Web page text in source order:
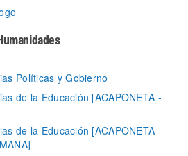
Políticas y Gobierno
de la Educación [ACAPONETA -
de la Educación [ACAPONETA -